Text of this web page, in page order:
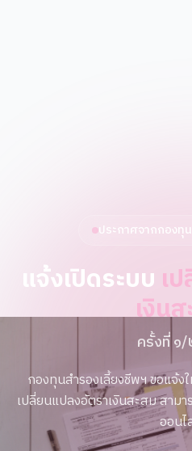
ประกาศจากกองทุ
แจ้งเปิดระบบ เ
เงิน
ครั้งที่ ๑
กองทุนสำรองเลี้ยงชีพฯ ขอแจ้
เปลี่ยนแปลงอัตราเงินสะสม สาม
ออนไ